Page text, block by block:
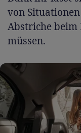
von
Abstriche beim
müssen.